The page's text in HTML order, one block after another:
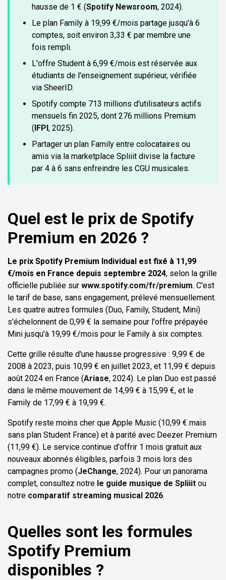
hausse de 1 € (Spotify Newsroom, 2024).
Le plan Family à 19,99 €/mois partage jusqu'à 6
comptes, soit environ 3,33 € par membre une
fois rempli.
L'offre Student à 6,99 €/mois est réservée aux
étudiants de l'enseignement supérieur, vérifiée
via SheerID.
Spotify compte 713 millions d'utilisateurs actifs
mensuels fin 2025, dont 276 millions Premium
(IFPI, 2025).
Partager un plan Family entre colocataires ou
amis via la marketplace Spliiit divise la facture
par 4 à 6 sans enfreindre les CGU musicales.
Quel est le prix de Spotify
Premium en 2026 ?
Le prix Spotify Premium Individual est fixé à 11,99
€/mois en France depuis septembre 2024, selon la grille
officielle publiée sur www.spotify.com/fr/premium. C'est
le tarif de base, sans engagement, prélevé mensuellement.
Les quatre autres formules (Duo, Family, Student, Mini)
s'échelonnent de 0,99 € la semaine pour l'offre prépayée
Mini jusqu'à 19,99 €/mois pour le Family à six comptes.
Cette grille résulte d'une hausse progressive : 9,99 € de
2008 à 2023, puis 10,99 € en juillet 2023, et 11,99 € depuis
août 2024 en France (Ariase, 2024). Le plan Duo est passé
dans le même mouvement de 14,99 € à 15,99 €, et le
Family de 17,99 € à 19,99 €.
Spotify reste moins cher que Apple Music (10,99 € mais
sans plan Student France) et à parité avec Deezer Premium
(11,99 €). Le service continue d'offrir 1 mois gratuit aux
nouveaux abonnés éligibles, parfois 3 mois lors des
campagnes promo (JeChange, 2024). Pour un panorama
complet, consultez notre le guide musique de Spliiit ou
notre comparatif streaming musical 2026.
Quelles sont les formules
Spotify Premium
disponibles ?